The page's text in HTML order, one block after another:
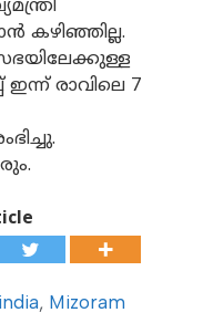
കഴിഞ്ഞില്ല.
രാവിലെ 7
india, Mizoram